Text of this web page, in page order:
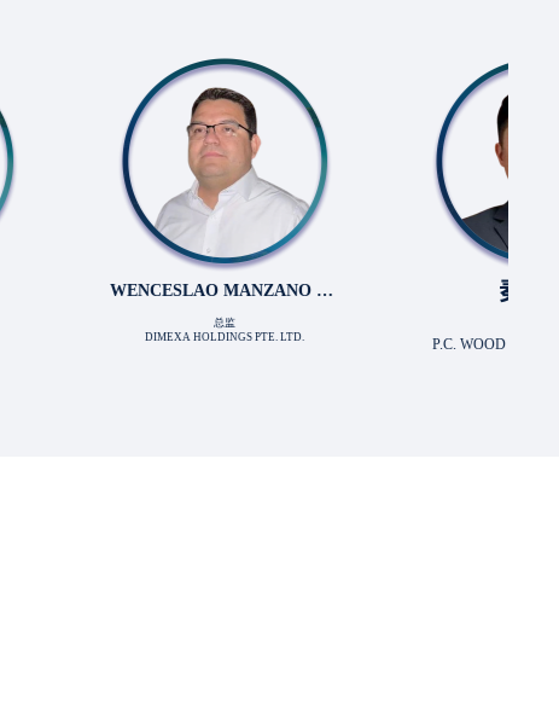
WENCESLAO MANZANO HE
DIMEXA HOLDINGS PTE. LTD.
P.C. WOOD PRODUCTS